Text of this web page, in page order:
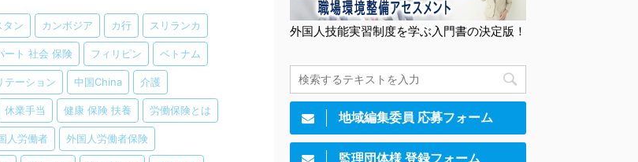
タン カンボジア カ行 スリランカ
ート 社会 保険 フィリピン ベトナム
テーション 中国China 介護
休業手当 健康 保険 扶養 労働保険とは
人労働者 外国人労働者保険
外国人技能実習制度を学ぶ入門書の決定版！
地域編集委員 応募フォーム
監理団体様 登録フォーム